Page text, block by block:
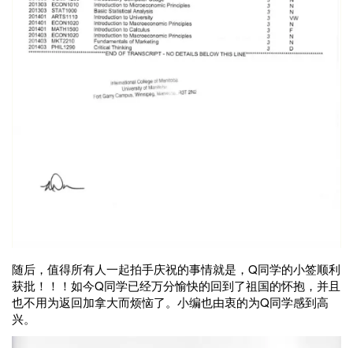
随后，值得所有人一起拍手庆祝的事情就是，Q同学的小签顺利
获批！！！如今Q同学已经万分愉快的回到了祖国的怀抱，并且
也不用为返回加拿大而烦恼了。小编也由衷的为Q同学感到高
兴。